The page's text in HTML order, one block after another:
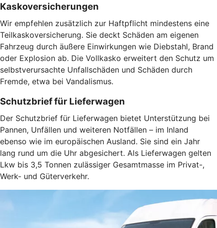
Kaskoversicherungen
Wir empfehlen zusätzlich zur Haftpflicht mindestens eine
Teilkaskoversicherung. Sie deckt Schäden am eigenen
Fahrzeug durch äußere Einwirkungen wie Diebstahl, Brand
oder Explosion ab. Die Vollkasko erweitert den Schutz um
selbstverursachte Unfallschäden und Schäden durch
Fremde, etwa bei Vandalismus.
Schutzbrief für Lieferwagen
Der Schutzbrief für Lieferwagen bietet Unterstützung bei
Pannen, Unfällen und weiteren Notfällen – im Inland
ebenso wie im europäischen Ausland. Sie sind ein Jahr
lang rund um die Uhr abgesichert. Als Lieferwagen gelten
Lkw bis 3,5 Tonnen zulässiger Gesamtmasse im Privat-,
Werk- und Güterverkehr.